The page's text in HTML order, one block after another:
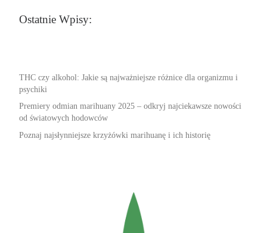
Ostatnie Wpisy:
THC czy alkohol: Jakie są najważniejsze różnice dla organizmu i
psychiki
Premiery odmian marihuany 2025 – odkryj najciekawsze nowości
od światowych hodowców
Poznaj najsłynniejsze krzyżówki marihuanę i ich historię